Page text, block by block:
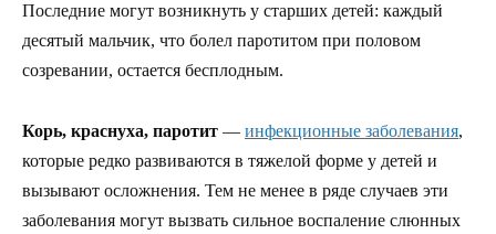
Последние могут возникнуть у старших детей: каждый
десятый мальчик, что болел паротитом при половом
созревании, остается бесплодным.
Корь, краснуха, паротит — инфекционные заболевания,
которые редко развиваются в тяжелой форме у детей и
вызывают осложнения. Тем не менее в ряде случаев эти
заболевания могут вызвать сильное воспаление слюнных